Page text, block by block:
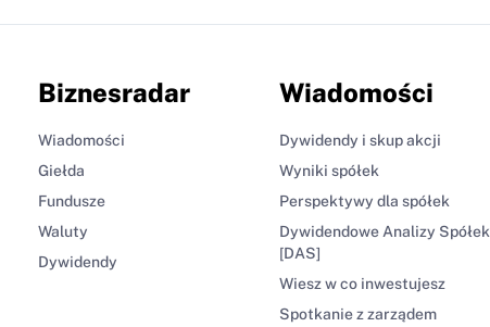
Biznesradar
Wiadomości
Giełda
Fundusze
Waluty
Dywidendy
Wiadomości
Dywidendy i skup akcji
Wyniki spółek
Perspektywy dla spółek
Dywidendowe Analizy Spółek
[DAS]
Wiesz w co inwestujesz
Spotkanie z zarządem